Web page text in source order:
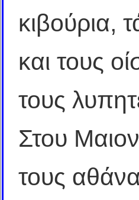
κιβούρια,
και τους
τους
Στου
τους